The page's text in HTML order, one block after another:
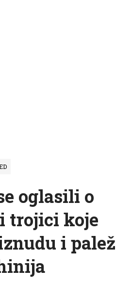
oglasili o
trojici koje
i palež